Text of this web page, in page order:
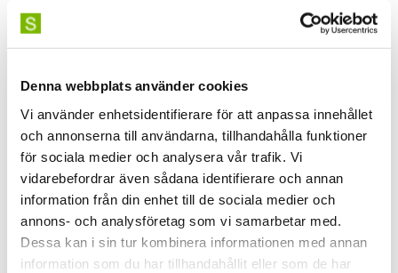
Denna webbplats använder cookies
Vi använder enhetsidentifierare för att anpassa innehållet
och annonserna till användarna, tillhandahålla funktioner
för sociala medier och analysera vår trafik. Vi
vidarebefordrar även sådana identifierare och annan
information från din enhet till de sociala medier och
annons- och analysföretag som vi samarbetar med.
Dessa kan i sin tur kombinera informationen med annan
information som du har tillhandahållit eller som de har
Dansvetenskap 1
7,5 hp
Typ av utbildning:Kurs
Studieperiod:18 mars 2024–2 juni 2024
Ansökningsperiod: 15 september 2023–16 oktober 2023
Dansvetenskap 1
Didaktik i mimgestaltning och